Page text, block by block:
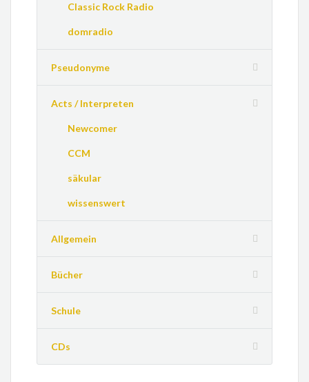
Classic Rock Radio
domradio
Pseudonyme
Acts / Interpreten
Newcomer
CCM
säkular
wissenswert
Allgemein
Bücher
Schule
CDs